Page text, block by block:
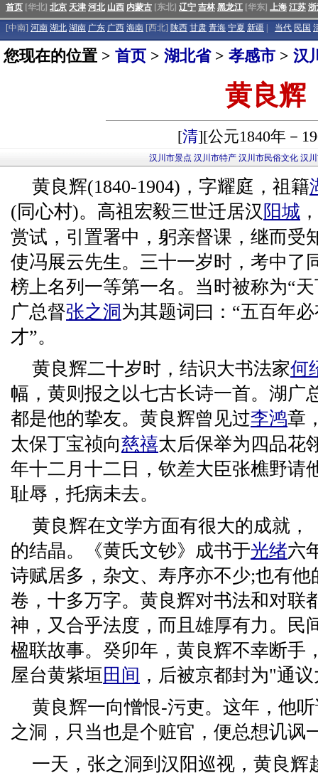
首页 [华北] 北京 天津 河北 山西 内蒙古 [东北] 辽宁 吉林 黑龙江 [华东] 上海 江苏
[中南] 河南 湖北 湖南 广东 广西 海南 [西北] 陕西 甘肃 青海 宁夏 新疆 当代 民国
您现在的位置 > 首页 > 湖北省> 孝感市 > 汉
黄良辉
[清][公元1840年－
汉川市景点 汉川市特产 汉川市民俗文化 汉
黄良辉(1840-1904)，字耀庭，祖籍
(同心村)。高祖宏毅三世迁居汉 阳城
赏试，引置署中，躬亲督课，继而受
使冯展云先生。三十一岁时，考中了
榜上名列一等第一名。当时被称为“
广总督张之洞 为其题词曰：“五百年
才”。
黄良辉二十岁时，结识大书法家何
幅，黄则报之以七古长诗一首。湖广
都是他的挚友。黄良辉曾见过李鸿章
太保丁宝祯向慈禧太后保举为四品花
年十二月十二日，钦差大臣张樵野请
耻辱，托病未去。
黄良辉在文学方面有很大的成就，
的结晶。《黄氏文钞》成书于光绪六
诗赋居多，杂文、寿序亦不少;也有
卷，十多万字。黄良辉对书法和对联
神，又合乎法度，而且雄厚有力。民
楹联故事。癸卯年，黄良辉不幸断手
屋台黄紫垣 田间 ，后被京都封为"通
黄良辉一向憎恨-污吏。这年，他
之洞，只当也是个赃官，便总想讥讽
一天，张之洞到汉阳巡视，黄良辉